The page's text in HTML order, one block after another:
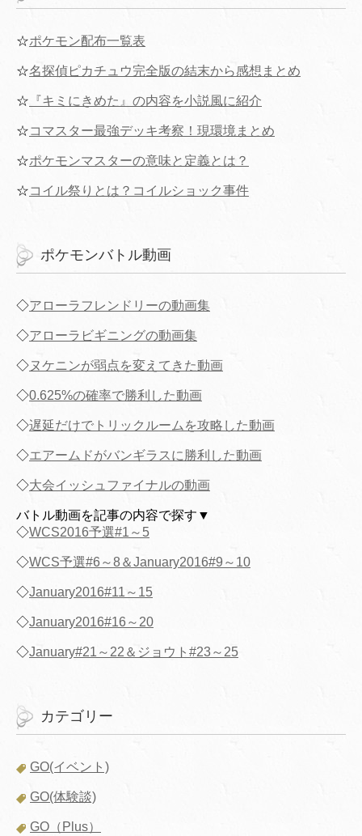
☆ポケモン配布一覧表
☆名探偵ピカチュウ完全版の結末から感想まとめ
☆ 『キミにきめた』の内容を小説風に紹介
☆コマスター最強デッキ考察！現環境まとめ
☆ポケモンマスターの意味と定義とは？
☆コイル祭りとは？コイルショック事件
ポケモンバトル動画
◇アローラフレンドリーの動画集
◇アローラビギニングの動画集
◇ヌケニンが弱点を変えてきた動画
◇0.625%の確率で勝利した動画
◇遅延だけでトリックルームを攻略した動画
◇エアームドがバンギラスに勝利した動画
◇大会イッシュファイナルの動画
バトル動画を記事の内容で探す▼
◇WCS2016予選#1～5
◇WCS予選#6～8＆January2016#9～10
◇January2016#11～15
◇January2016#16～20
◇January#21～22＆ジョウト#23～25
カテゴリー
GO(イベント)
GO(体験談)
GO（Plus）